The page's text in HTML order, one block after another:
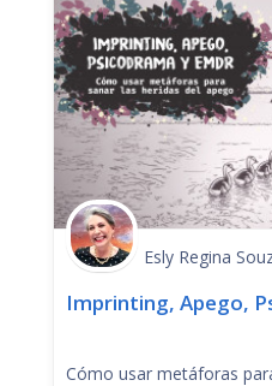
Esly Regina
Imprinting, Apego,
Cómo usar metáforas